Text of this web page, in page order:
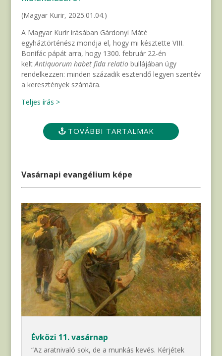
(Magyar Kurir, 2025.01.04.)
A Magyar Kurír írásában Gárdonyi Máté
egyháztörténész mondja el, hogy mi késztette VIII.
Bonifác pápát arra, hogy 1300. február 22-én
keltAntiquorum habet fida relatiobullájában úgy
rendelkezzen: minden századik esztendő legyen szentév
a keresztények számára.
Teljes írás >
TOVÁBBI TARTALMAK
Vasárnapi evangélium képe
Évközi 11. vasárnap
“Az aratnivaló sok, de a munkás kevés. Kérjétek